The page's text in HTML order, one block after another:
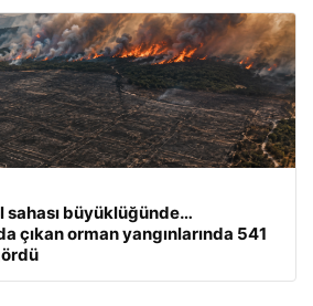
sahası büyüklüğünde…
çıkan orman yangınlarında 541